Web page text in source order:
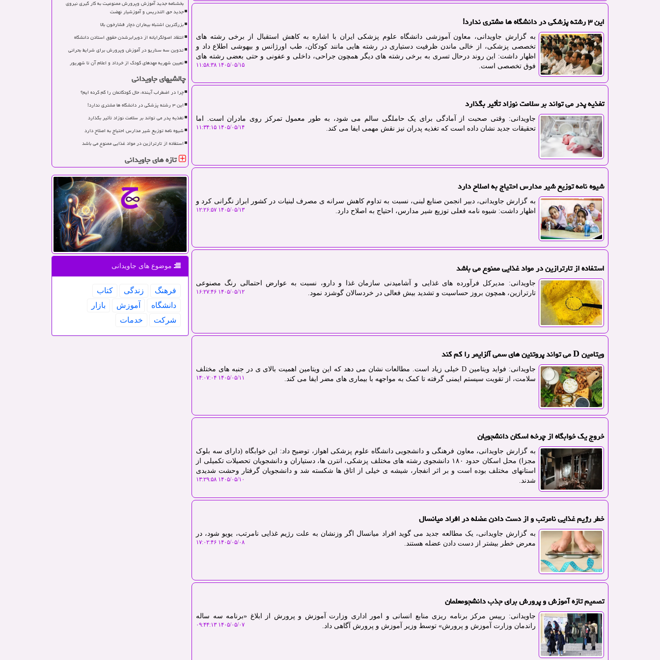
این ۳ رشته پزشکی در دانشگاه ها مشتری ندارد!
به گزارش جاویدانی، معاون آموزشی دانشگاه علوم پزشکی ایران با اشاره به کاهش استقبال از برخی رشته های
تخصصی پزشکی، از خالی ماندن ظرفیت دستیاری در رشته هایی مانند کودکان، طب اورژانس و بیهوشی اطلاع داد و
اظهار داشت: این روند درحال تسری به برخی رشته های دیگر همچون جراحی، داخلی و عفونی و حتی بعضی رشته های
فوق تخصصی است.
۱۴۰۵/۰۵/۱۵ ۱۱:۵۸:۳۸
تغذیه پدر می تواند بر سلامت نوزاد تأثیر بگذارد
جاویدانی: وقتی صحبت از آمادگی برای یک حاملگی سالم می شود، به طور معمول تمرکز روی مادران است. اما
تحقیقات جدید نشان داده است که تغذیه پدران نیز نقش مهمی ایفا می کند.
۱۴۰۵/۰۵/۱۴ ۱۱:۳۴:۱۵
شیوه نامه توزیع شیر مدارس احتیاج به اصلاح دارد
به گزارش جاویدانی، دبیر انجمن صنایع لبنی، نسبت به تداوم کاهش سرانه ی مصرف لبنیات در کشور ابراز نگرانی کرد و
اظهار داشت: شیوه نامه فعلی توزیع شیر مدارس، احتیاج به اصلاح دارد.
۱۴۰۵/۰۵/۱۳ ۱۲:۲۶:۵۷
استفاده از تارترازین در مواد غذایی ممنوع می باشد
جاویدانی: مدیرکل فرآورده های غذایی و آشامیدنی سازمان غذا و دارو، نسبت به عوارض احتمالی رنگ مصنوعی
تارترازین، همچون بروز حساسیت و تشدید بیش فعالی در خردسالان گوشزد نمود.
۱۴۰۵/۰۵/۱۲ ۱۶:۲۷:۴۶
ویتامین D می تواند پروتئین های سمی آلزایمر را کم کند
جاویدانی: فواید ویتامین D خیلی زیاد است. مطالعات نشان می دهد که این ویتامین اهمیت بالای ی در جنبه های مختلف
سلامت، از تقویت سیستم ایمنی گرفته تا کمک به مواجهه با بیماری های مضر ایفا می کند.
۱۴۰۵/۰۵/۱۱ ۱۴:۰۷:۰۴
خروج یک خوابگاه از چرخه اسکان دانشجویان
به گزارش جاویدانی، معاون فرهنگی و دانشجویی دانشگاه علوم پزشکی اهواز، توضیح داد: این خوابگاه (دارای سه بلوک
مجزا) محل اسکان حدود ۱۸۰ دانشجوی رشته های مختلف پزشکی، انترن ها، دستیاران و دانشجویان تحصیلات تکمیلی از
استانهای مختلف بوده است و بر اثر انفجار، شیشه ی خیلی از اتاق ها شکسته شد و دانشجویان گرفتار وحشت شدیدی
شدند.
۱۴۰۵/۰۵/۱۰ ۱۳:۲۹:۵۸
خطر رژیم غذایی نامرتب و از دست دادن عضله در افراد میانسال
به گزارش جاویدانی، یک مطالعه جدید می گوید افراد میانسال اگر وزنشان به علت رژیم غذایی نامرتب، یویو شود، در
معرض خطر بیشتر از دست دادن عضله هستند.
۱۴۰۵/۰۵/۰۸ ۱۷:۰۲:۴۶
تصمیم تازه آموزش و پرورش برای جذب دانشجومعلمان
جاویدانی: رییس مرکز برنامه ریزی منابع انسانی و امور اداری وزارت آموزش و پرورش از ابلاغ «برنامه سه ساله
راندمان وزارت آموزش و پرورش» توسط وزیر آموزش و پرورش آگاهی داد.
۱۴۰۵/۰۵/۰۷ ۰۹:۴۴:۱۳
بخشنامه جدید آموزش وپرورش ممنوعیت به کار گیری نیروی
جدید حق التدریس و آموزشیار نهضت
بزرگترین اشتباه بیماران دچار فشارخون بالا
انتقاد اصولگرایانه از دوبرابرشدن حقوق استادن دانشگاه
تدوین سه سناریو در آموزش وپرورش برای شرایط بحرانی
تعیین شهریه مهدهای کودک از خرداد و اعلام آن تا شهریور
چالشیهای جاویدانی
چرا در اضطراب آینده، حال کودکانمان را گم کرده ایم؟
این ۳ رشته پزشکی در دانشگاه ها مشتری ندارد!
تغذیه پدر می تواند بر سلامت نوزاد تأثیر بگذارد
شیوه نامه توزیع شیر مدارس احتیاج به اصلاح دارد
استفاده از تارترازین در مواد غذایی ممنوع می باشد
تازه های جاویدانی
موضوع های جاویدانی
فرهنگ زندگی
كتاب
دانشگاه
آموزش
بازار
شركت
خدمات